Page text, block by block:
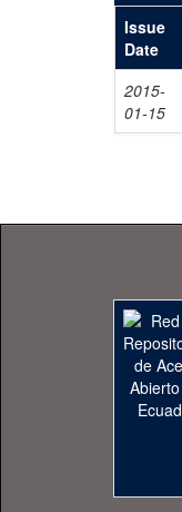
Issue
Date
2015-
01-15